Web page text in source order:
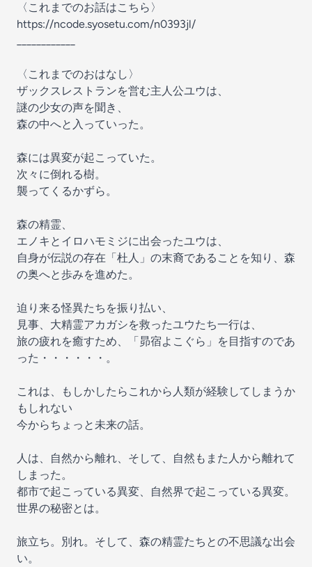
〈これまでのお話はこちら〉
https://ncode.syosetu.com/n0393jl/
〈これまでのおはなし〉
ザックスレストランを営む主人公ユウは、
謎の少女の声を聞き、
森の中へと入っていった。
森には異変が起こっていた。
次々に倒れる樹。
襲ってくるかずら。
森の精霊、
エノキとイロハモミジに出会ったユウは、
自身が伝説の存在「杜人」の末裔であることを知り、森
の奥へと歩みを進めた。
迫り来る怪異たちを振り払い、
見事、大精霊アカガシを救ったユウたち一行は、
旅の疲れを癒すため、「昴宿よこぐら」を目指すのであ
った・・・・・・。
これは、もしかしたらこれから人類が経験してしまうか
もしれない
今からちょっと未来の話。
人は、自然から離れ、そして、自然もまた人から離れて
しまった。
都市で起こっている異変、自然界で起こっている異変。
世界の秘密とは。
旅立ち。別れ。そして、森の精霊たちとの不思議な出会
い。